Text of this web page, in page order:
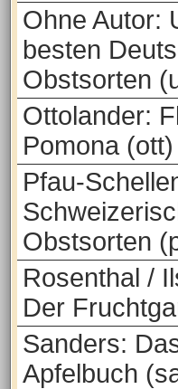
Ohne Autor:
besten
Obstsorten
Ottolander:
Pomona (ott)
Pfau-
Obstsorten
Rosenthal /
Der
Sanders:
Apfelbuch